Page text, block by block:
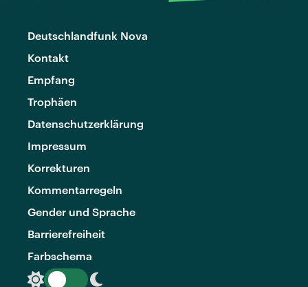
Deutschlandfunk Nova
Kontakt
Empfang
Trophäen
Datenschutzerklärung
Impressum
Korrekturen
Kommentarregeln
Gender und Sprache
Barrierefreiheit
Farbschema